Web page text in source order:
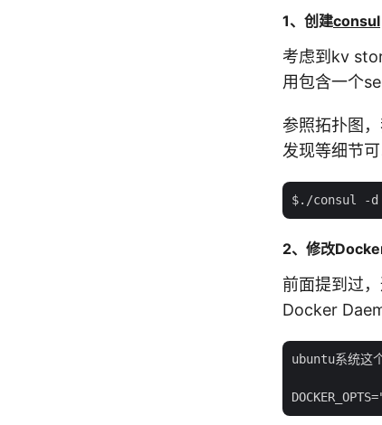
1、创建consul
考虑到kv
用包含一个
参照拓扑图
发现等细节
2、修改
前面提到过
Docker
ubuntu系统